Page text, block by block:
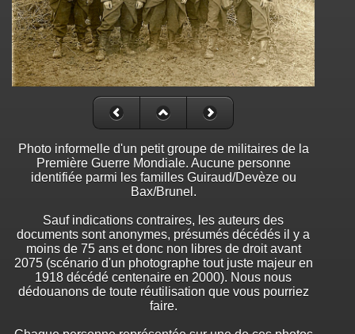
Photo informelle d'un petit groupe de militaires de la
Première Guerre Mondiale. Aucune personne
identifiée parmi les familles Guiraud/Devèze ou
Bax/Brunel.
Sauf indications contraires, les auteurs des
documents sont anonymes, présumés décédés il y a
moins de 75 ans et donc non libres de droit avant
2075 (scénario d'un photographe tout juste majeur en
1918 décédé centenaire en 2000). Nous nous
dédouanons de toute réutilisation que vous pourriez
faire.